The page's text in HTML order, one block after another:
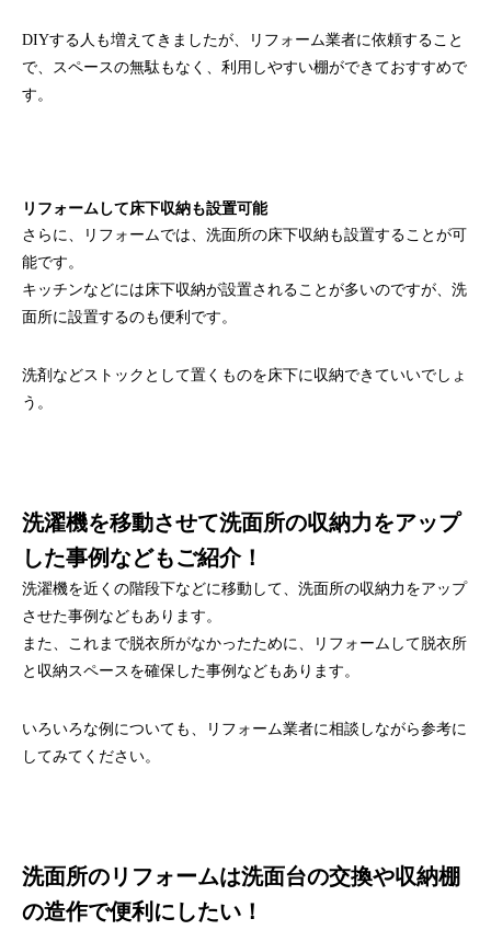
DIYする人も増えてきましたが、リフォーム業者に依頼すること
で、スペースの無駄もなく、利用しやすい棚ができておすすめで
す。
リフォームして床下収納も設置可能
さらに、リフォームでは、洗面所の床下収納も設置することが可
能です。
キッチンなどには床下収納が設置されることが多いのですが、洗
面所に設置するのも便利です。
洗剤などストックとして置くものを床下に収納できていいでしょ
う。
洗濯機を移動させて洗面所の収納力をアップ
した事例などもご紹介！
洗濯機を近くの階段下などに移動して、洗面所の収納力をアップ
させた事例などもあります。
また、これまで脱衣所がなかったために、リフォームして脱衣所
と収納スペースを確保した事例などもあります。
いろいろな例についても、リフォーム業者に相談しながら参考に
してみてください。
洗面所のリフォームは洗面台の交換や収納棚
の造作で便利にしたい！